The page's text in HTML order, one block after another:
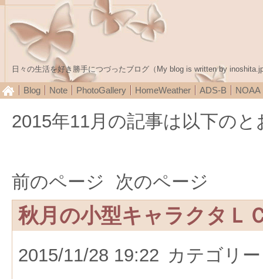
日々の生活を好き勝手につづったブログ（My blog is written by
Blog Note PhotoGallery HomeWeather ADS-B NOAA
2015年11月の記事は以下の
前のページ 次のページ
秋月の小型キャラクタＬ
2015/11/28 19:22 カテゴリ